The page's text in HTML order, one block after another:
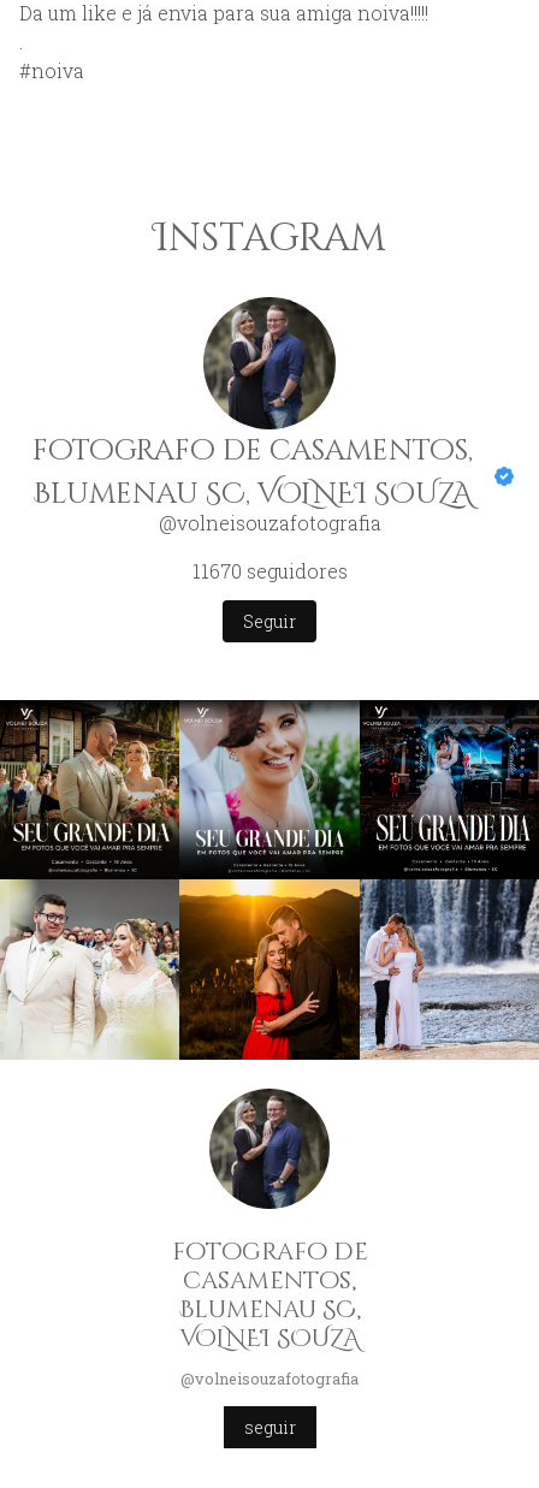
Da um like e já envia para sua amiga noiva!!!!!
#noiva
Instagram
fotografo de casamentos,
Blumenau SC, VOLNEI SOUZA
@volneisouzafotografia
11670 seguidores
Seguir
fotografo de
casamentos,
Blumenau SC,
VOLNEI SOUZA
@volneisouzafotografia
seguir